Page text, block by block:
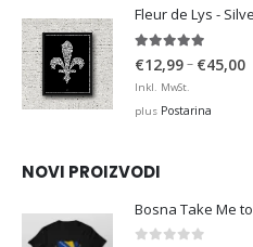
Fleur de Lys -
4.88out of 5
€12,99– €45,00
Inkl. MwSt.
plus Postarina
NOVI PROIZVODI
Bosna Take Me